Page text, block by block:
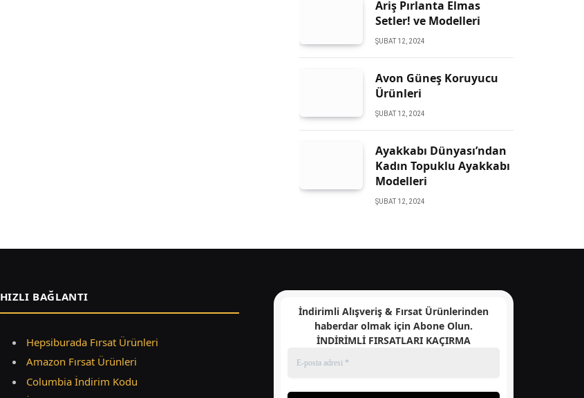
Ariş Pırlanta Elmas
Setler! ve Modelleri
ŞUBAT 12, 2024
Avon Güneş Koruyucu
Ürünleri
ŞUBAT 12, 2024
Ayakkabı Dünyası’ndan
Kadın Topuklu Ayakkabı
Modelleri
ŞUBAT 12, 2024
HIZLI BAĞLANTI
Hepsiburada Fırsat Ürünleri
Amazon Fırsat Ürünleri
Columbia İndirim Kodu
İndirimli Alışveriş & Fırsat Ürünlerinden
haberdar olmak içinAbone Olun.
İNDİRİMLİ FIRSATLARI KAÇIRMA